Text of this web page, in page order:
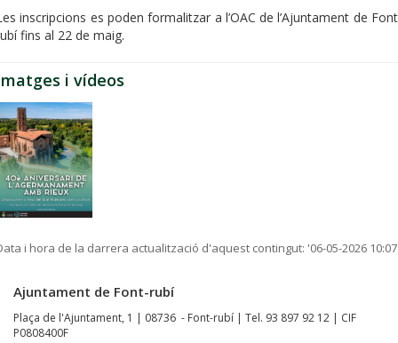
inscripcions es poden formalitzar a l’OAC de l’Ajuntament de
fins al 22 de maig.
i vídeos
i hora de la darrera actualització d'aquest contingut: '06-05-2026 10:07
Ajuntament de Font-rubí
Plaça de l'Ajuntament, 1 | 08736 - Font-rubí | Tel. 93 897 92 12 | CIF
P0808400F